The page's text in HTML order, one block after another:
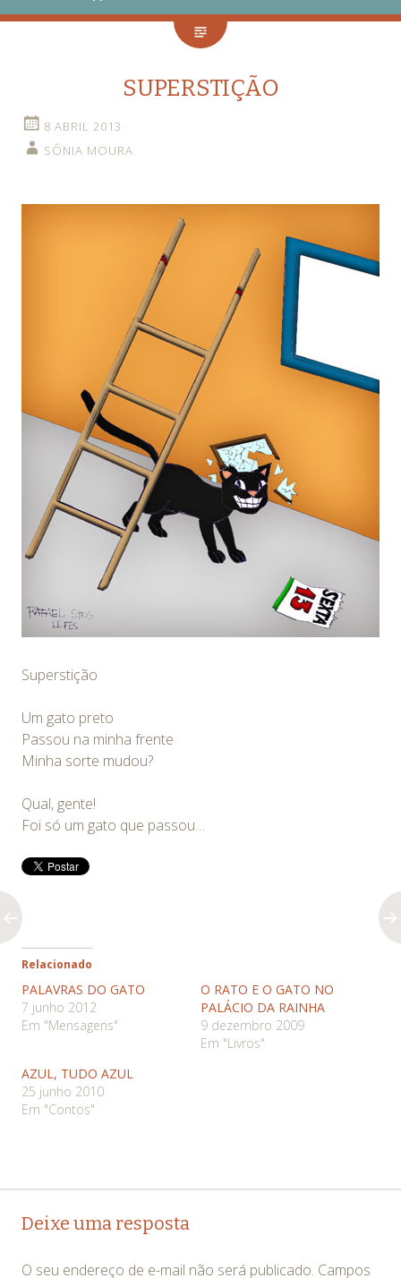
SUPERSTIÇÃO
8 ABRIL 2013
SÔNIA MOURA
Superstição
Um gato preto
Passou na minha frente
Minha sorte mudou?
Qual, gente!
Foi só um gato que passou…
Relacionado
PALAVRAS DO GATO
7 junho 2012
Em "Mensagens"
O RATO E O GATO NO
PALÁCIO DA RAINHA
9 dezembro 2009
Em "Livros"
AZUL, TUDO AZUL
25 junho 2010
Em "Contos"
Navegação
Deixe uma resposta
O seu endereço de e-mail não será publicado. Campos